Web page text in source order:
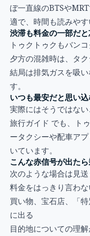
ぼ一直線のBTSや
適で、時間も読みやす
渋滞も料金の一部だ
トゥクトゥクもバン
夕方の混雑時は、タ
結局は排気ガスを吸
す。
いつも最安だと思い
実際にはそうではな
旅行ガイド でも、ト
ータクシーや配車ア
いています。
こんな赤信号が出た
次のような場合は見送
料金をはっきり言わな
買い物、宝石店、「
に出る
目的地についての理